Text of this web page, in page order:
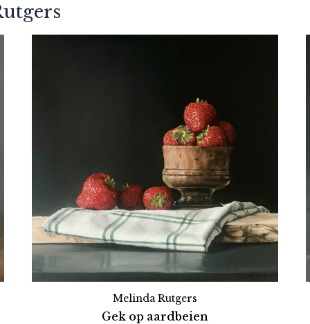
Melinda Rutgers
Gek op aardbeien